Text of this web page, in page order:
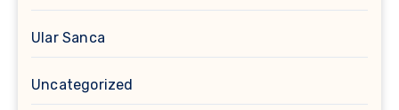
Ular Sanca
Uncategorized